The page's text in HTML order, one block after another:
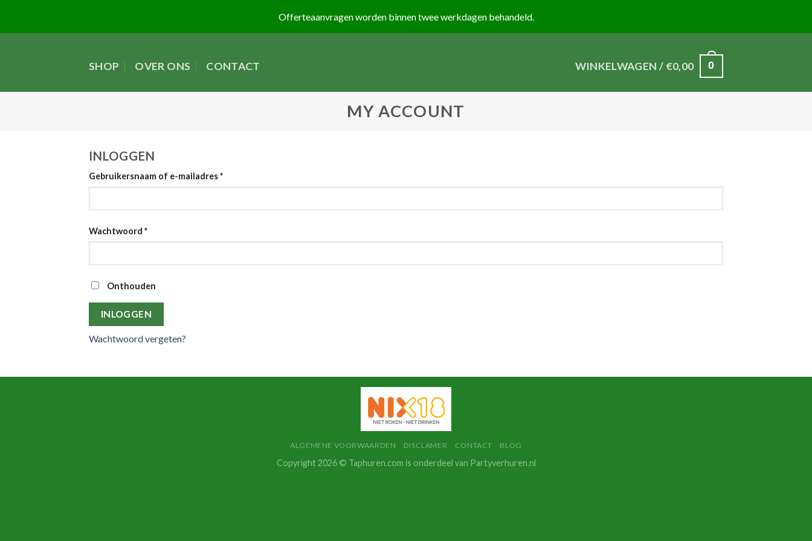
content
SHOP OVER ONS CONTACT WINKELWAGEN / €0,00 0
MY ACCOUNT
INLOGGEN
Gebruikersnaam of e-mailadres*
Wachtwoord *
Onthouden
INLOGGEN
Wachtwoord vergeten?
ALGEMENE VOORWAARDEN DISCLAMER CONTACT BLOG
Copyright 2026 © Taphuren.com is onderdeel van Partyverhuren.nl